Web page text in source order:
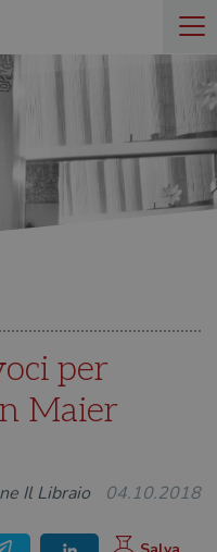
per
Maier
Il Libraio 04.10.2018